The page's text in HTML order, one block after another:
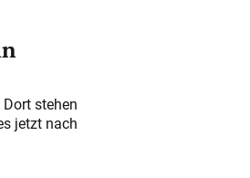
stehen
jetzt nach